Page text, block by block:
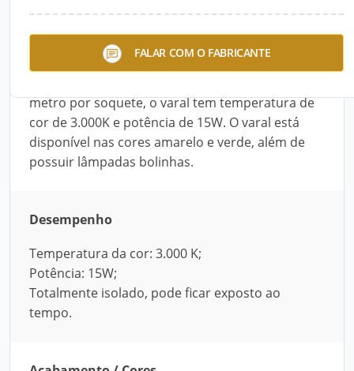
FALAR COM O FABRICANTE
Descrição do Produto
O Varal de Luz Brilhou Brasileirinho, do Grupo
Ideal, é totalmente isolado, podendo ficar
metro por soquete, o varal tem temperatura de
cor de 3.000K e potência de 15W. O varal está
disponível nas cores amarelo e verde, além de
possuir lâmpadas bolinhas.
Desempenho
Temperatura da cor: 3.000 K;
Potência: 15W;
Totalmente isolado, pode ficar exposto ao
tempo.